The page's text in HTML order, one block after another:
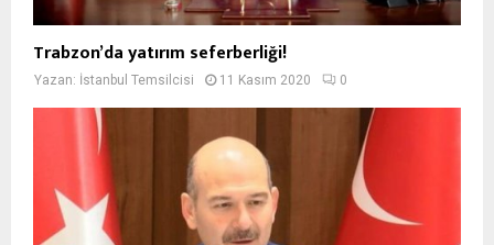
Trabzon’da yatırım seferberliği!
Yazan: İstanbul Temsilcisi 11 Kasım 2020 0